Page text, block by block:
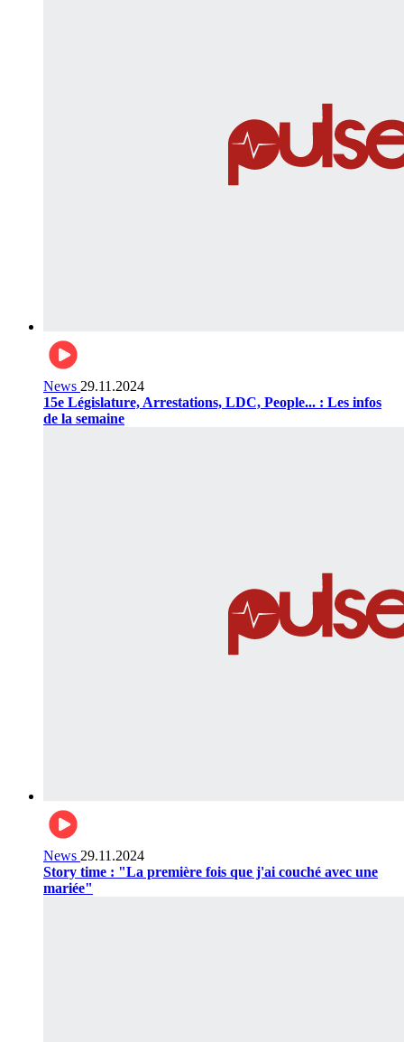
News 29.11.2024
15e Législature, Arrestations, LDC, People... : Les infos
de la semaine
News 29.11.2024
Story time : "La première fois que j'ai couché avec une
mariée"